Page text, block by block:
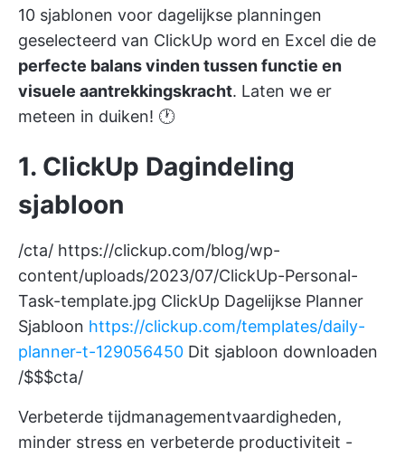
10 sjablonen voor dagelijkse planningen
geselecteerd van ClickUp word en Excel die de
perfecte balans vinden tussen functie en
visuele aantrekkingskracht. Laten we er
meteen in duiken! 🕐
1. ClickUp Dagindeling
sjabloon
/cta/ https://clickup.com/blog/wp-
content/uploads/2023/07/ClickUp-Personal-
Task-template.jpg ClickUp Dagelijkse Planner
Sjabloon https://clickup.com/templates/daily-
planner-t-129056450 Dit sjabloon downloaden
/$$$cta/
Verbeterde tijdmanagementvaardigheden,
minder stress en verbeterde productiviteit -